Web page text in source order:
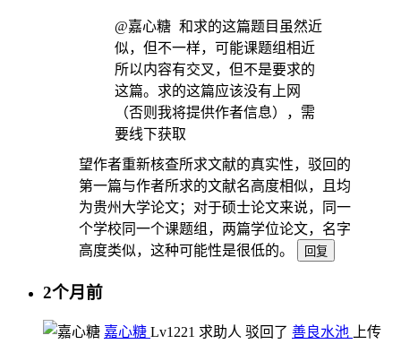
@嘉心糖 和求的这篇题目虽然近
似，但不一样，可能课题组相近
所以内容有交叉，但不是要求的
这篇。求的这篇应该没有上网
（否则我将提供作者信息），需
要线下获取
望作者重新核查所求文献的真实性，驳回的
第一篇与作者所求的文献名高度相似，且均
为贵州大学论文；对于硕士论文来说，同一
个学校同一个课题组，两篇学位论文，名字
高度类似，这种可能性是很低的。
回复
2个月前
嘉心糖 Lv1221 求助人 驳回了 善良水池
上传